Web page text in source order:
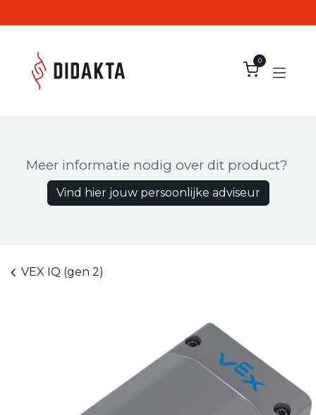
0
Meer informatie nodig over dit product?
Vind hier jouw persoonlijke adviseur
VEX IQ (gen 2)